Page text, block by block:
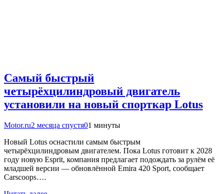
Самый быстрый
четырёхцилиндровый двигатель
установили на новый спорткар Lotus
Motor.ru2 месяца спустя01 минуты
Новый Lotus оснастили самым быстрым
четырёхцилиндровым двигателем. Пока Lotus готовит к 2028
году новую Esprit, компания предлагает подождать за рулём её
младшей версии — обновлённой Emira 420 Sport, сообщает
Carscoops….